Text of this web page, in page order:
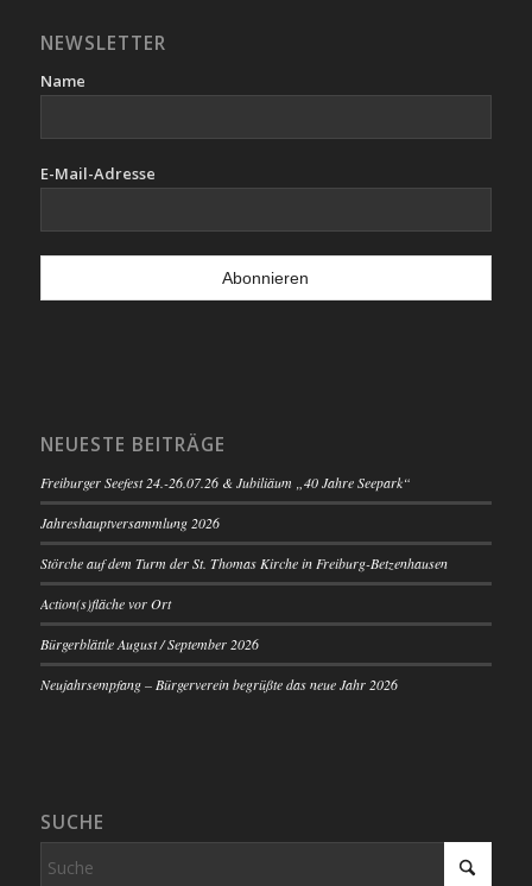
NEWSLETTER
Name
E-Mail-Adresse
NEUESTE BEITRÄGE
Freiburger Seefest 24.-26.07.26 & Jubiliäum „40 Jahre Seepark“
Jahreshauptversammlung 2026
Störche auf dem Turm der St. Thomas Kirche in Freiburg-Betzenhausen
Action(s)fläche vor Ort
Bürgerblättle August / September 2026
Neujahrsempfang – Bürgerverein begrüßte das neue Jahr 2026
SUCHE